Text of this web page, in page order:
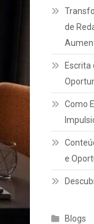
de
Escrita
Como
e
Blogs